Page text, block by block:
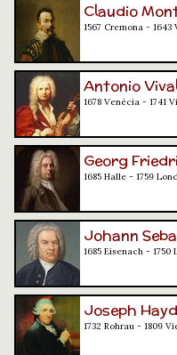
Claudio
1567 Cremona - 1643
Antonio
1678 Venècia - 1741
Georg
1685 Halle - 1759
Johann
1685 Eisenach - 1750
Joseph
1732 Rohrau - 1809